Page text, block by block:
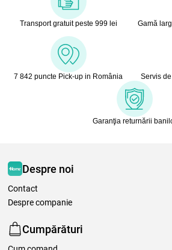
Transport gratuit peste 999 lei
Gamă
7 842 puncte Pick-up in România Servis
Garanţia returnării
Despre noi
Contact
Despre companie
Cumpărături